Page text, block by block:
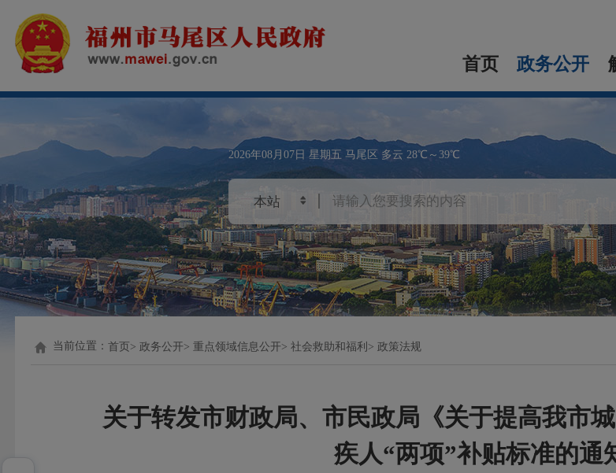
首页 政务公开
2026年08月07日 星期五 马尾区 多云 28℃～39℃
当前位置：首页 政务公开 重点领域信息公开 社会救助和福利 政策法规
关于转发市财政局、市民政局《关于提高我市
疾人“两项”补贴标准的通